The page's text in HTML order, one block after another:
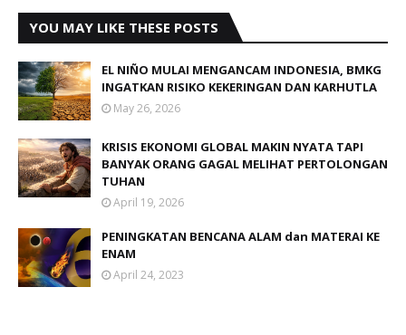
YOU MAY LIKE THESE POSTS
EL NIÑO MULAI MENGANCAM INDONESIA, BMKG
INGATKAN RISIKO KEKERINGAN DAN KARHUTLA
May 26, 2026
KRISIS EKONOMI GLOBAL MAKIN NYATA TAPI
BANYAK ORANG GAGAL MELIHAT PERTOLONGAN
TUHAN
April 19, 2026
PENINGKATAN BENCANA ALAM dan MATERAI KE
ENAM
April 24, 2023